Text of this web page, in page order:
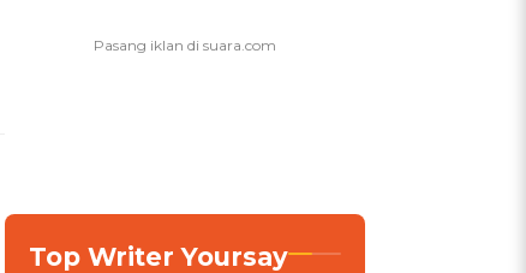
Top Writer Yoursay